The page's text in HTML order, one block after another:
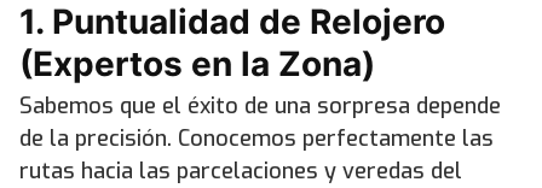
1. Puntualidad de Relojero
(Expertos en la Zona)
Sabemos que el éxito de una sorpresa depende
de la precisión. Conocemos perfectamente las
rutas hacia las parcelaciones y veredas del